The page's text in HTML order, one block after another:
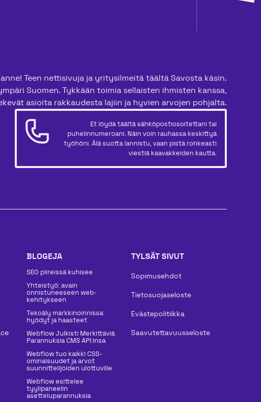
Teen nettisivuja ja yritysilmeitä täältä Savosta käsin.
Suomen. Tykkään toimia sellaisten ihmisten kanssa,
asioita rakkaudesta lajiin ja hyvien arvojen pohjalta.
Et löydä täältä sähköpostiosoitettani tai
puhelinnumeroani. Näin voin rauhassa keskittyä
työhöni. Älä suotta lannistu, vaan pistä rohkeasti
viestiä kaavakkeiden kautta.
BLOGEJA
SEO piireissä kuhisee
Yhteistyö: avain
onnistuneeseen web-
kehitykseen
Tekoäly markkinoinnissa:
hyödyt ja haasteet
Webflow Julkisti Merkittäviä
Parannuksia CMS API:insa
Webflow tuo kaikki CSS-
ominaisuudet ja arvot
suunnittelijoiden ulottuville
Webflow esittelee
tyylipaneelin
asetteluparannuksia
TYLSÄT SIVUT
Sopimusehdot
Tietosuojaseloste
Evästepolitiikka
Saavutettavuusseloste